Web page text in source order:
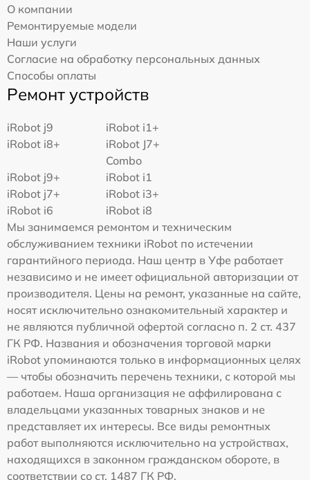
О компании
Ремонтируемые модели
Наши услуги
Согласие на обработку персональных данных
Способы оплаты
Ремонт устройств
iRobot j9
iRobot i1+
iRobot i8+
iRobot J7+
Combo
iRobot j9+
iRobot i1
iRobot j7+
iRobot i3+
iRobot i6
iRobot i8
Мы занимаемся ремонтом и техническим
обслуживанием техники iRobot по истечении
гарантийного периода. Наш центр в Уфе работает
независимо и не имеет официальной авторизации от
производителя. Цены на ремонт, указанные на сайте,
носят исключительно ознакомительный характер и
не являются публичной офертой согласно п. 2 ст. 437
ГК РФ. Названия и обозначения торговой марки
iRobot упоминаются только в информационных целях
— чтобы обозначить перечень техники, с которой мы
работаем. Наша организация не аффилирована с
владельцами указанных товарных знаков и не
представляет их интересы. Все виды ремонтных
работ выполняются исключительно на устройствах,
находящихся в законном гражданском обороте, в
соответствии со ст. 1487 ГК РФ.